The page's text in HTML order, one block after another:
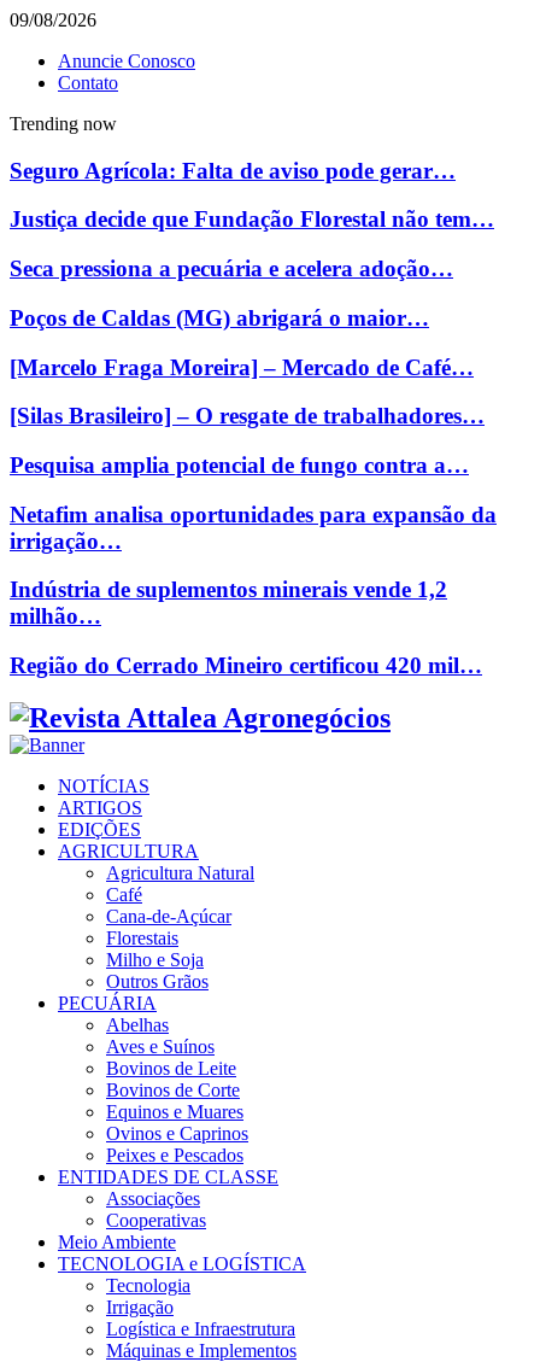
09/08/2026
Anuncie Conosco
Contato
Trending now
Seguro Agrícola: Falta de aviso pode gerar…
Justiça decide que Fundação Florestal não tem…
Seca pressiona a pecuária e acelera adoção…
Poços de Caldas (MG) abrigará o maior…
[Marcelo Fraga Moreira] – Mercado de Café…
[Silas Brasileiro] – O resgate de trabalhadores…
Pesquisa amplia potencial de fungo contra a…
Netafim analisa oportunidades para expansão da
irrigação…
Indústria de suplementos minerais vende 1,2
milhão…
Região do Cerrado Mineiro certificou 420 mil…
Facebook
Twitter
Instagram
Linkedin
Youtube
Email
NOTÍCIAS
ARTIGOS
EDIÇÕES
AGRICULTURA
Agricultura Natural
Café
Cana-de-Açúcar
Florestais
Milho e Soja
Outros Grãos
PECUÁRIA
Abelhas
Aves e Suínos
Bovinos de Leite
Bovinos de Corte
Equinos e Muares
Ovinos e Caprinos
Peixes e Pescados
ENTIDADES DE CLASSE
Associações
Cooperativas
Meio Ambiente
TECNOLOGIA e LOGÍSTICA
Tecnologia
Irrigação
Logística e Infraestrutura
Máquinas e Implementos